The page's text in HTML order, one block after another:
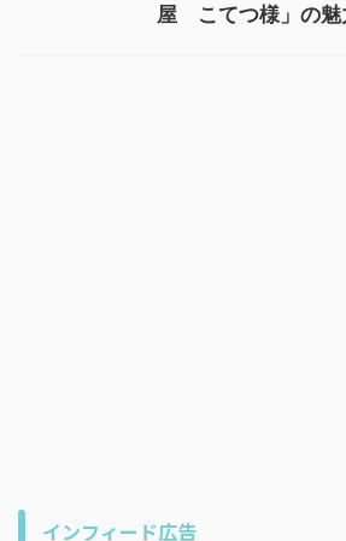
屋 こてつ様」の魅
インフィード広告